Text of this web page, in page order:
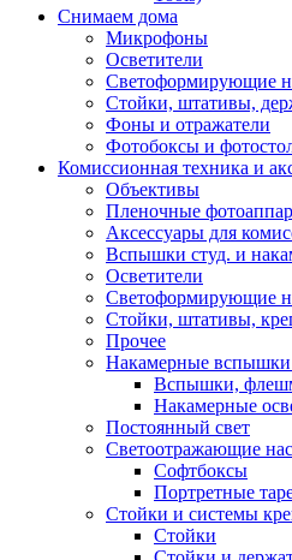
Снимаем дома
Микрофоны
Осветители
Светоформирующие
Стойки, штативы,
Фоны и отражатели
Фотобоксы и
Комиссионная техника и
Объективы
Пленочные
Аксессуары для
Вспышки студ. и
Осветители
Светоформирующие
Стойки, штативы,
Прочее
Накамерные вспышки
Вспышки,
Накамерные
Постоянный свет
Светоотражающие
Софтбоксы
Портретные
Стойки и системы
Стойки